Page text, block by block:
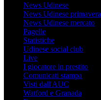
News Udinese
News Udinese primavera
News Udinese mercato
Pagelle
Statistiche
Udinese social club
Live
I giocatore in prestito
Comunicati stampa
Visti dall'AUC
Watford e Granada